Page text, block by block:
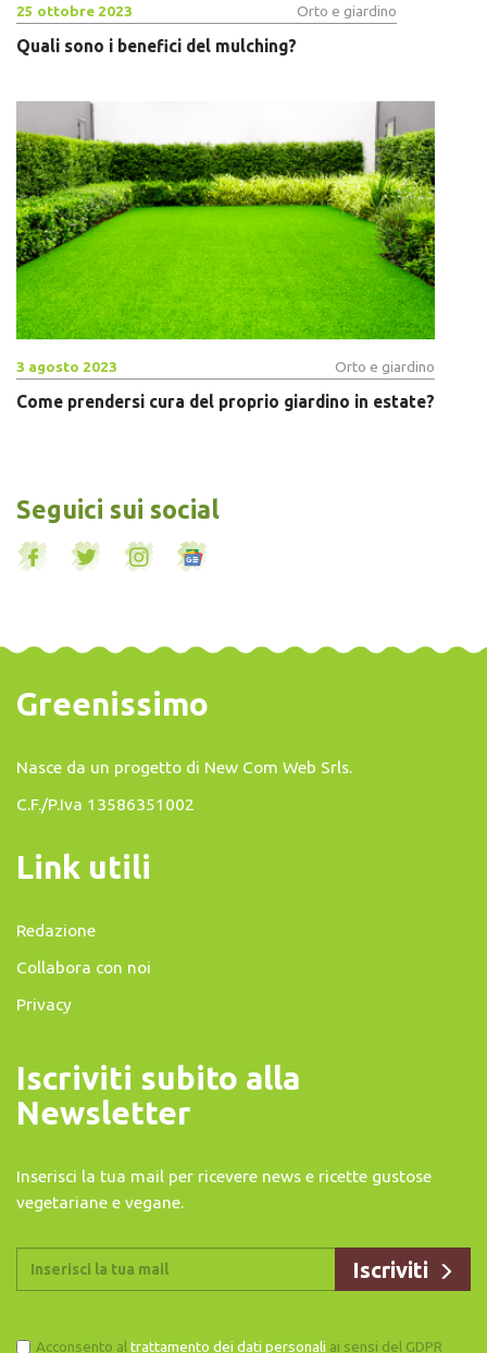
25 ottobre 2023 Orto e giardino
Quali sono i benefici del mulching?
3 agosto 2023 Orto e giardino
Come prendersi cura del proprio giardino in estate?
Seguici sui social
Greenissimo
Nasce da un progetto di New Com Web Srls.
C.F./P.Iva 13586351002
Link utili
Redazione
Collabora con noi
Privacy
Iscriviti subito alla
Newsletter
Inserisci la tua mail per ricevere news e ricette gustose
vegetariane e vegane.
Acconsento al trattamento dei dati personali ai sensi del GDPR